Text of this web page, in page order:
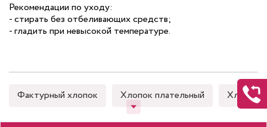
Рекомендации по уходу:
- стирать без отбеливающих средств;
- гладить при невысокой температуре.
Фактурный хлопок Хлопок плательный Хлопок